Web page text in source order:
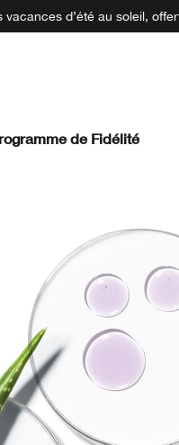
d’été au soleil,
de Fidélité